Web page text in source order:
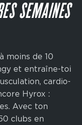
SEMAINES
moins de 10
et entraîne-toi
cardio-
Hyrox :
Avec ton
clubs en